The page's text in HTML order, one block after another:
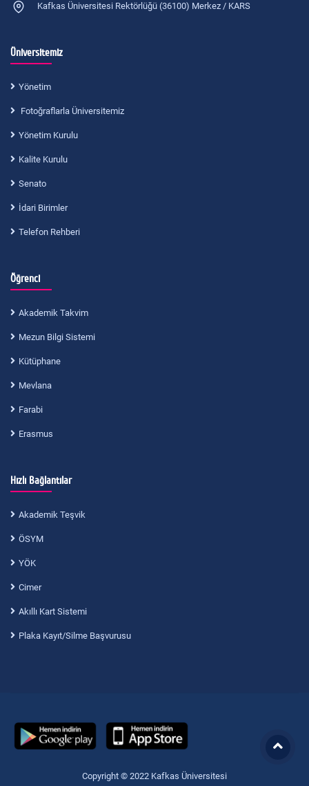
Kafkas Üniversitesi Rektörlüğü (36100) Merkez / KARS
Üniversitemiz
Yönetim
Fotoğraflarla Üniversitemiz
Yönetim Kurulu
Kalite Kurulu
Senato
İdari Birimler
Telefon Rehberi
Öğrenci
Akademik Takvim
Mezun Bilgi Sistemi
Kütüphane
Mevlana
Farabi
Erasmus
Hızlı Bağlantılar
Akademik Teşvik
ÖSYM
YÖK
Cimer
Akıllı Kart Sistemi
Plaka Kayıt/Silme Başvurusu
Copyright © 2022 Kafkas Üniversitesi